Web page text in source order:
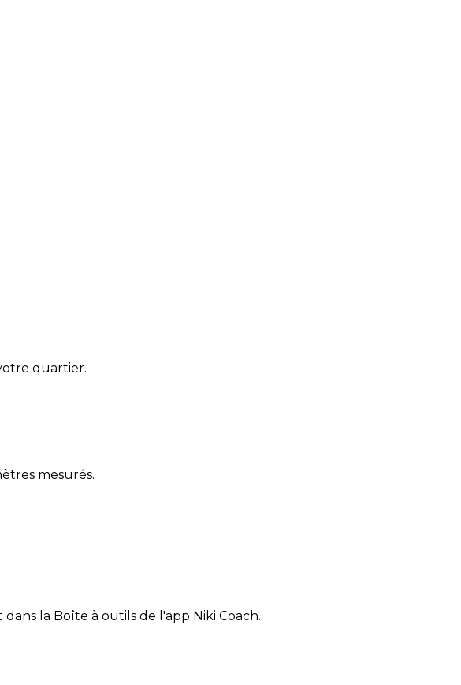
quartier.
mesurés.
la Boîte à outils de l'app Niki Coach.